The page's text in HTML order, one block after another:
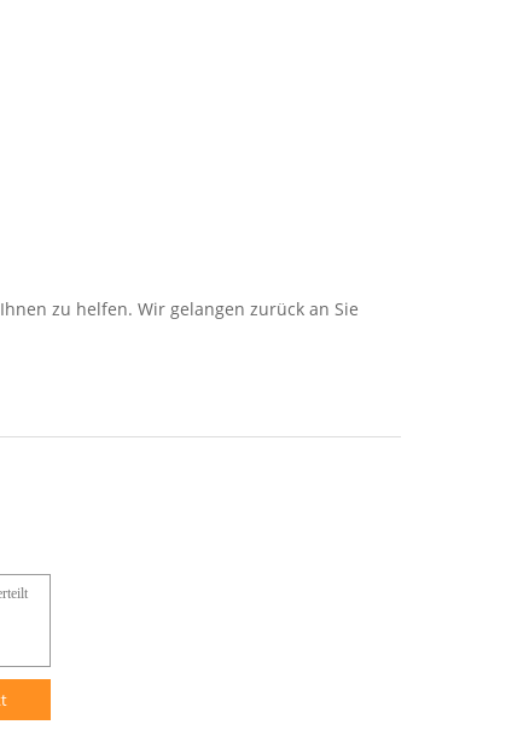
zu helfen. Wir gelangen zurück an Sie